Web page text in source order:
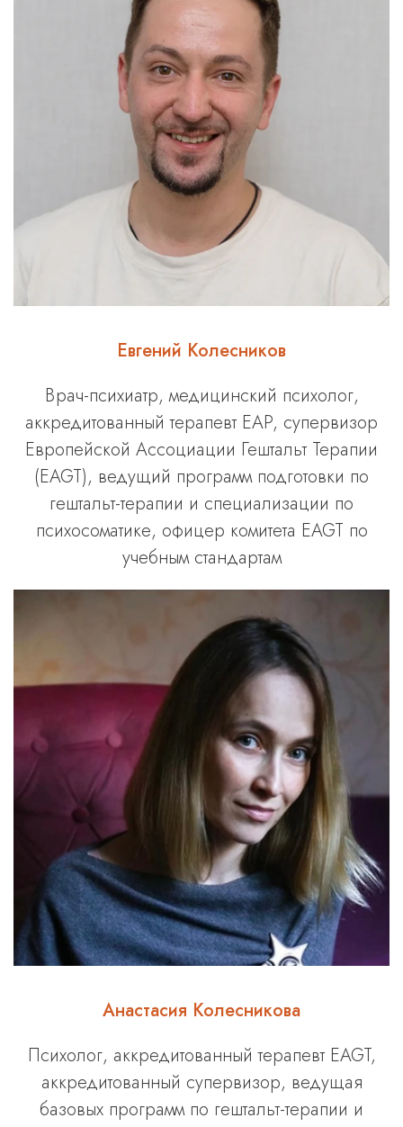
Евгений Колесников
Врач-психиатр, медицинский психолог,
аккредитованный терапевт EAP, супервизор
Европейской Ассоциации Гештальт Терапии
(EAGT), ведущий программ подготовки по
гештальт-терапии и специализации по
психосоматике, офицер комитета EAGT по
учебным стандартам
Анастасия Колесникова
Психолог, аккредитованный терапевт EAGT,
аккредитованный супервизор, ведущая
базовых программ по гештальт-терапии и